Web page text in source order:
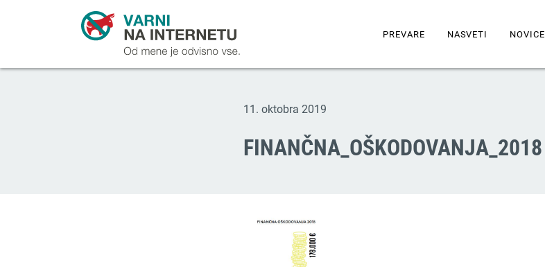
PREVARE NASVETI NOVICE
11. oktobra 2019
FINANČNA_OŠKODOVANJA_2018